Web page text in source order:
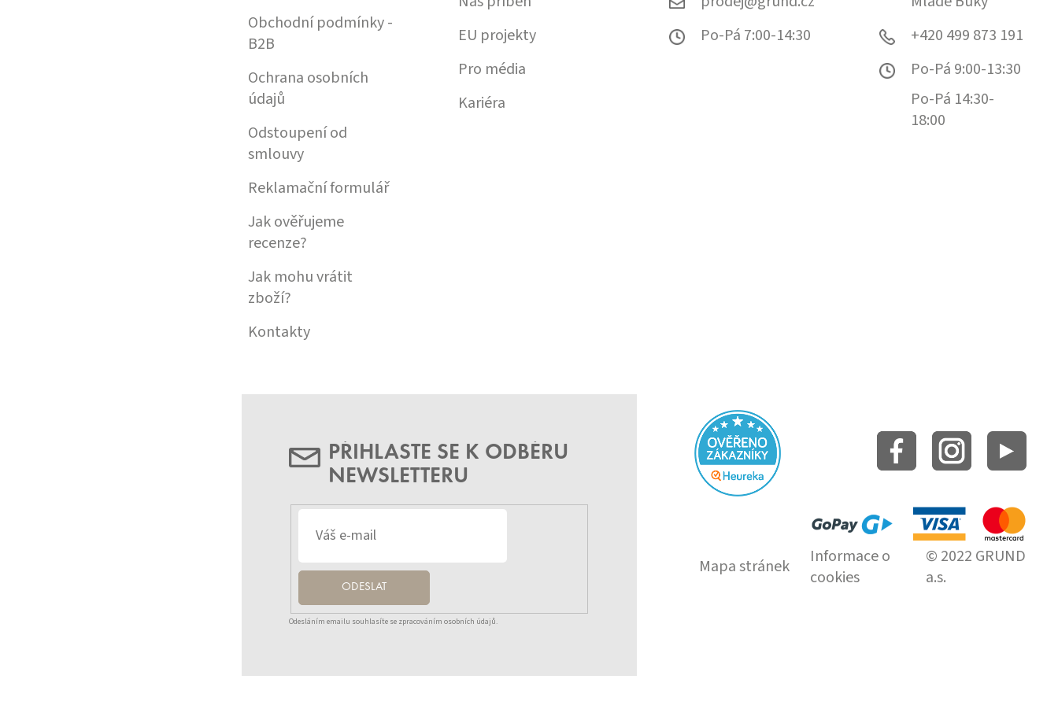
Obchodní podmínky -
B2B
Ochrana osobních
údajů
Odstoupení od
smlouvy
Reklamační formulář
Jak ověřujeme
recenze?
Jak mohu vrátit
zboží?
Kontakty
EU projekty
Pro média
Kariéra
Po-Pá 7:00-14:30
+420 499 873 191
Po-Pá 9:00-13:30
Po-Pá 14:30-
18:00
PŘIHLASTE SE K ODBĚRU
NEWSLETTERU
ODESLAT
Odesláním emailu souhlasíte se zpracováním osobních údajů.
Mapa stránek
Informace o
cookies
© 2022 GRUND
a.s.